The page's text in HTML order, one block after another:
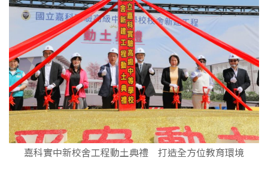
嘉科實中新校舍工程動土典禮 打造全方位教育環境